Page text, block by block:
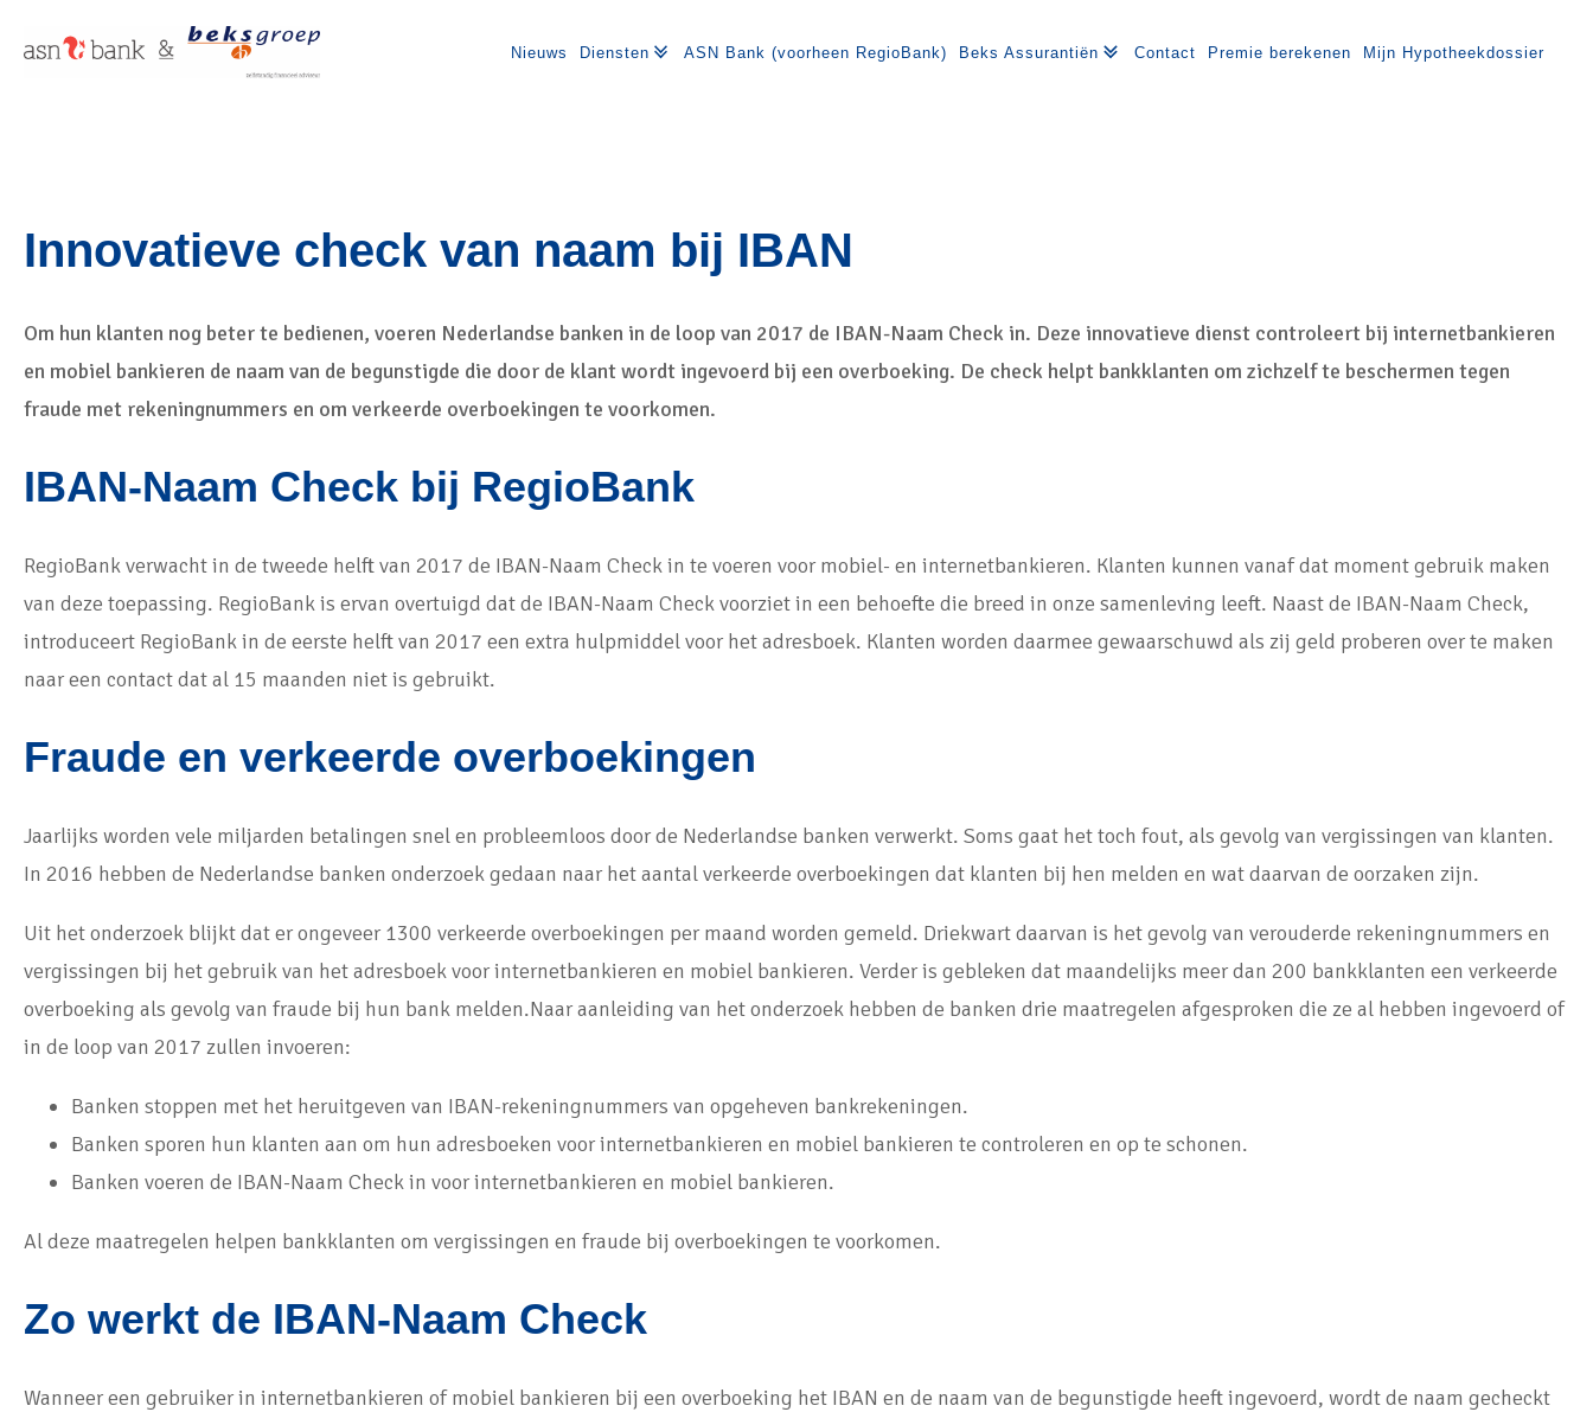
Nieuws Diensten ASN Bank (voorheen RegioBank) Beks Assurantiën Contact Premie berekenen Mijn Hypotheekdossier
Innovatieve check van naam bij IBAN
Om hun klanten nog beter te bedienen, voeren Nederlandse banken in de loop van 2017 de IBAN-Naam Check in. Deze innovatieve dienst controleert bij internetbankieren
en mobiel bankieren de naam van de begunstigde die door de klant wordt ingevoerd bij een overboeking. De check helpt bankklanten om zichzelf te beschermen tegen
fraude met rekeningnummers en om verkeerde overboekingen te voorkomen.
IBAN-Naam Check bij RegioBank
RegioBank verwacht in de tweede helft van 2017 de IBAN-Naam Check in te voeren voor mobiel- en internetbankieren. Klanten kunnen vanaf dat moment gebruik maken
van deze toepassing. RegioBank is ervan overtuigd dat de IBAN-Naam Check voorziet in een behoefte die breed in onze samenleving leeft. Naast de IBAN-Naam Check,
introduceert RegioBank in de eerste helft van 2017 een extra hulpmiddel voor het adresboek. Klanten worden daarmee gewaarschuwd als zij geld proberen over te maken
naar een contact dat al 15 maanden niet is gebruikt.
Fraude en verkeerde overboekingen
Jaarlijks worden vele miljarden betalingen snel en probleemloos door de Nederlandse banken verwerkt. Soms gaat het toch fout, als gevolg van vergissingen van klanten.
In 2016 hebben de Nederlandse banken onderzoek gedaan naar het aantal verkeerde overboekingen dat klanten bij hen melden en wat daarvan de oorzaken zijn.
Uit het onderzoek blijkt dat er ongeveer 1300 verkeerde overboekingen per maand worden gemeld. Driekwart daarvan is het gevolg van verouderde rekeningnummers en
vergissingen bij het gebruik van het adresboek voor internetbankieren en mobiel bankieren. Verder is gebleken dat maandelijks meer dan 200 bankklanten een verkeerde
overboeking als gevolg van fraude bij hun bank melden.Naar aanleiding van het onderzoek hebben de banken drie maatregelen afgesproken die ze al hebben ingevoerd of
in de loop van 2017 zullen invoeren:
Banken stoppen met het heruitgeven van IBAN-rekeningnummers van opgeheven bankrekeningen.
Banken sporen hun klanten aan om hun adresboeken voor internetbankieren en mobiel bankieren te controleren en op te schonen.
Banken voeren de IBAN-Naam Check in voor internetbankieren en mobiel bankieren.
Al deze maatregelen helpen bankklanten om vergissingen en fraude bij overboekingen te voorkomen.
Zo werkt de IBAN-Naam Check
Wanneer een gebruiker in internetbankieren of mobiel bankieren bij een overboeking het IBAN en de naam van de begunstigde heeft ingevoerd, wordt de naam gecheckt